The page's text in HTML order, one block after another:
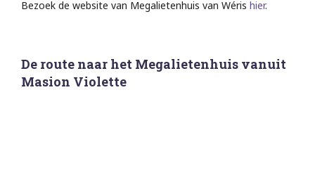
Bezoek de website van Megalietenhuis van Wéris hier.
De route naar het Megalietenhuis vanuit
Masion Violette